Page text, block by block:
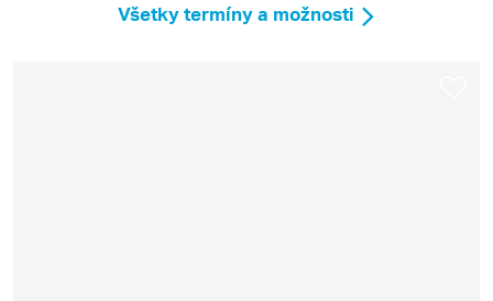
Všetky termíny a možnosti